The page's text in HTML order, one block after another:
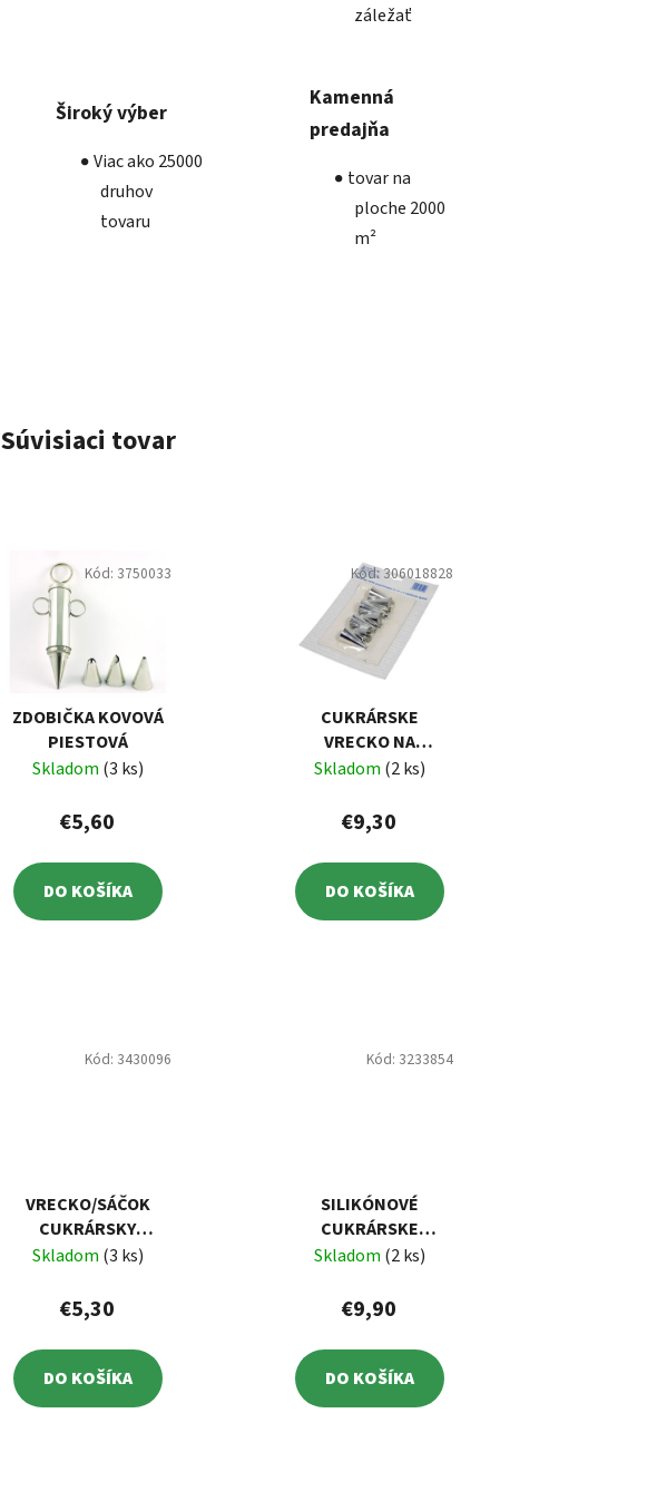
záležať
Široký výber
Viac ako 25000
druhov
tovaru
Kamenná
predajňa
tovar na
ploche 2000
m²
Súvisiaci tovar
ZDOBIČKA KOVOVÁ
PIESTOVÁ
Skladom (3 ks)
€5,60
DO KOŠÍKA
Kód: 3750033
CUKRÁRSKE
VRECKO NA
ZDOBENIE,
ŠPIČIEK
Skladom (2 ks)
€9,30
DO KOŠÍKA
Kód:306018828
VRECKO/SÁČOK
CUKRÁRSKY
BAVLNA + ŠPIČKY
Skladom (3 ks)
€5,30
DO KOŠÍKA
Kód: 3430096
SILIKÓNOVÉ
CUKRÁRSKE
VRECKO, 36
Skladom (2 ks)
€9,90
DO KOŠÍKA
Kód: 3233854